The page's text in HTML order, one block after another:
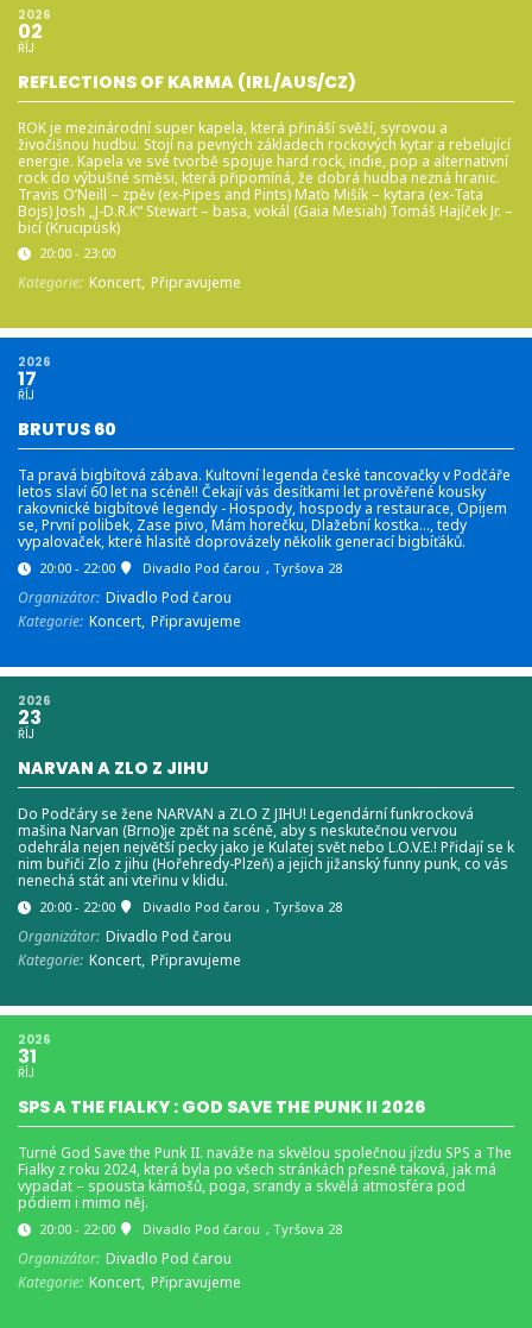
2026
02
ŘÍJ
REFLECTIONS OF KARMA (IRL/AUS/CZ)
ROK je mezinárodní super kapela, která přináší svěží, syrovou a
živočišnou hudbu. Stojí na pevných základech rockových kytar a rebelující
energie. Kapela ve své tvorbě spojuje hard rock, indie, pop a alternativní
rock do výbušné směsi, která připomíná, že dobrá hudba nezná hranic.
Travis O’Neill – zpěv (ex-Pipes and Pints) Maťo Mišík – kytara (ex-Tata
Bojs) Josh „J-D.R.K“ Stewart – basa, vokál (Gaia Mesiah) Tomáš Hajíček Jr. –
bicí (Krucipüsk)
20:00 - 23:00
Kategorie: Koncert, Připravujeme
2026
17
ŘÍJ
BRUTUS 60
Ta pravá bigbítová zábava. Kultovní legenda české tancovačky v Podčáře
letos slaví 60 let na scéně!! Čekají vás desítkami let prověřené kousky
rakovnické bigbítové legendy - Hospody, hospody a restaurace, Opijem
se, První polibek, Zase pivo, Mám horečku, Dlažební kostka…, tedy
vypalovaček, které hlasitě doprovázely několik generací bigbíťáků.
20:00 - 22:00 Divadlo Pod čarou , Tyršova 28
Organizátor: Divadlo Pod čarou
Kategorie: Koncert, Připravujeme
2026
23
ŘÍJ
NARVAN A ZLO Z JIHU
Do Podčáry se žene NARVAN a ZLO Z JIHU! Legendární funkrocková
mašina Narvan (Brno)je zpět na scéně, aby s neskutečnou vervou
odehrála nejen největší pecky jako je Kulatej svět nebo L.O.V.E.! Přidají se k
nim buřiči Zlo z jihu (Hořehredy-Plzeň) a jejich jižanský funny punk, co vás
nenechá stát ani vteřinu v klidu.
20:00 - 22:00 Divadlo Pod čarou , Tyršova 28
Organizátor: Divadlo Pod čarou
Kategorie: Koncert, Připravujeme
2026
31
ŘÍJ
SPS A THE FIALKY : GOD SAVE THE PUNK II 2026
Turné God Save the Punk II. naváže na skvělou společnou jízdu SPS a The
Fialky z roku 2024, která byla po všech stránkách přesně taková, jak má
vypadat – spousta kámošů, poga, srandy a skvělá atmosféra pod
pódiem i mimo něj.
20:00 - 22:00 Divadlo Pod čarou , Tyršova 28
Organizátor: Divadlo Pod čarou
Kategorie: Koncert, Připravujeme